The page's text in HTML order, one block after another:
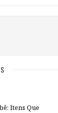
Itens Que